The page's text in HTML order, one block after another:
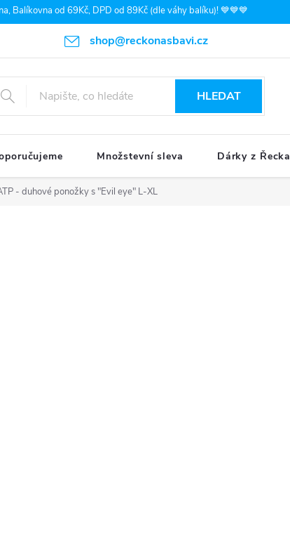
Balíkovna od 69Kč, DPD od 89Kč (dle váhy balíku)! 💙💙💙
shop@reckonasbavi.cz
Podmínky ochrany osobních údajů Obchodní podmínky
HLEDAT
Množstevní sleva Dárky z Řecka
- duhové ponožky s "Evil eye" L-XL